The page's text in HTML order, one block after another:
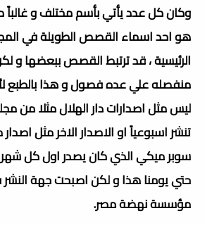
وكان كل عدد يأتي بأسم مختلف و غالباً
هو احد اسماء القصص الطويلة في
الرئيسية ، قد ترتبط القصص ببعضها و
منفصله علي عده فصول و هذا بالطبع
ليس مثل اصدارات دار الهلال مثلا من
تنشر اسبوعياً او الاصدار الاخر مثل
سوبر ميكي الذي كان يصدر اول كل شهر
حتي يومنا هذا و لكن اصبحت جهة
مؤسسة نهضة مصر.